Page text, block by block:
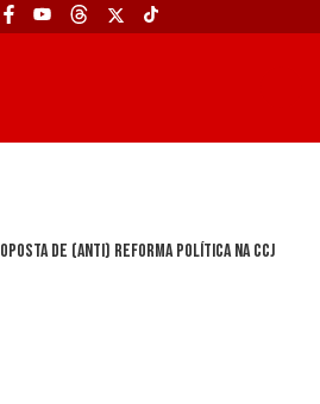
de (anti) reforma política na CCJ